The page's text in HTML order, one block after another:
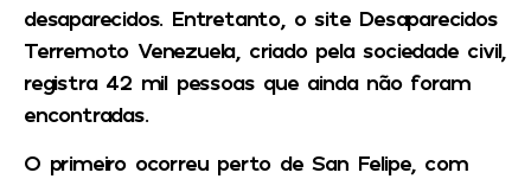
desaparecidos. Entretanto, o site Desaparecidos
Terremoto Venezuela, criado pela sociedade civil,
registra 42 mil pessoas que ainda não foram
encontradas.
O primeiro ocorreu perto de San Felipe, com